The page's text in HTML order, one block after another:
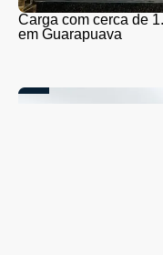
Carga com cerca de
em Guarapuava